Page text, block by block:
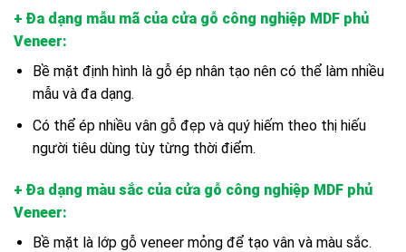
+ Đa dạng mẫu mã của cửa gỗ công nghiệp MDF phủ
Veneer:
Bề mặt định hình là gỗ ép nhân tạo nên có thể làm nhiều
mẫu và đa dạng.
Có thể ép nhiều vân gỗ đẹp và quý hiếm theo thị hiếu
người tiêu dùng tùy từng thời điểm.
+ Đa dạng màu sắc của cửa gỗ công nghiệp MDF phủ
Veneer:
Bề mặt là lớp gỗ veneer mỏng để tạo vân và màu sắc.